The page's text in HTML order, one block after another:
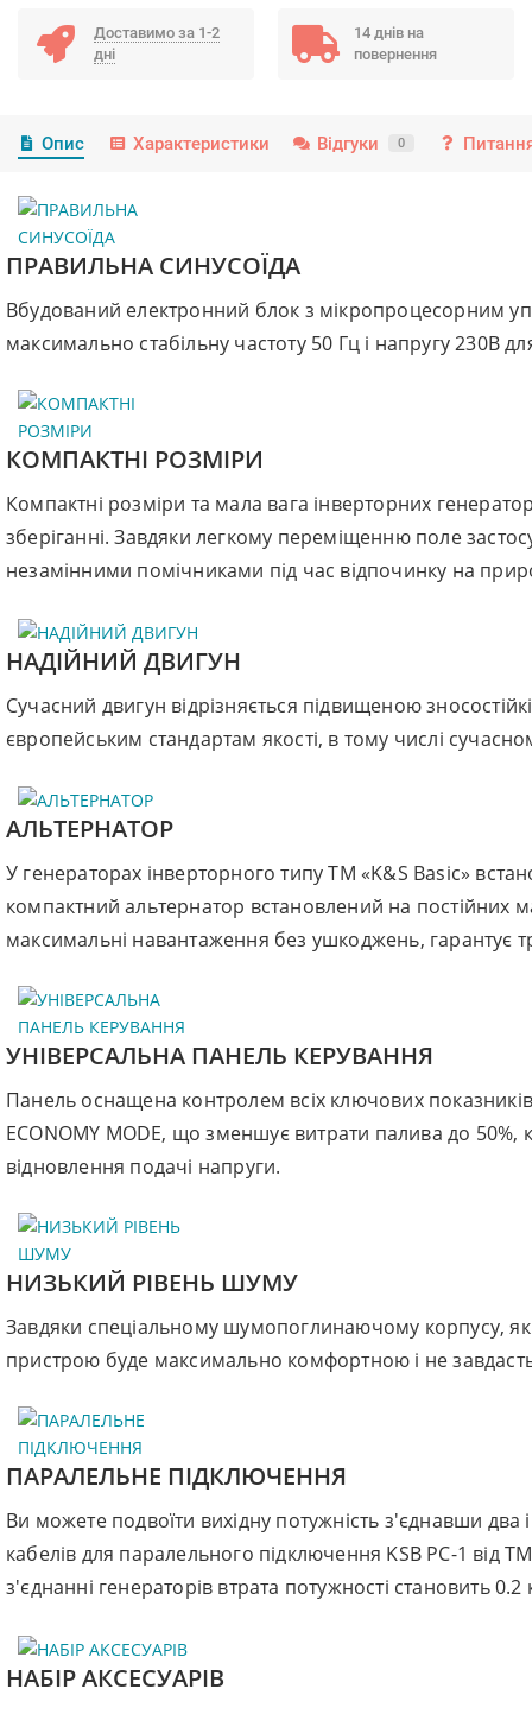
Доставимо за 1-2
дні
14 днів на
повернення
Опис Характеристики Відгуки 0
ПРАВИЛЬНА СИНУСОЇДА
Вбудований електронний блок з мікропроцесорним
максимально стабільну частоту 50 Гц і напругу 230В
КОМПАКТНІ РОЗМІРИ
Компактні розміри та мала вага інверторних
зберіганні. Завдяки легкому переміщенню поле
незамінними помічниками під час відпочинку на
НАДІЙНИЙ ДВИГУН
Сучасний двигун відрізняється підвищеною
європейським стандартам якості, в тому числі
АЛЬТЕРНАТОР
У генераторах інверторного типу TM «K&S Basic»
компактний альтернатор встановлений на постійних
максимальні навантаження без ушкоджень, гарантує
УНІВЕРСАЛЬНА ПАНЕЛЬ КЕРУВАННЯ
Панель оснащена контролем всіх ключових
ECONOMY MODE, що зменшує витрати палива до
відновлення подачі напруги.
НИЗЬКИЙ РІВЕНЬ ШУМУ
Завдяки спеціальному шумопоглинаючому корпусу,
пристрою буде максимально комфортною і не
ПАРАЛЕЛЬНЕ ПІДКЛЮЧЕННЯ
Ви можете подвоїти вихідну потужність з'єднавши
кабелів для паралельного підключення KSВ PC-1 від
з'єднанні генераторів втрата потужності становить
НАБІР АКСЕСУАРІВ